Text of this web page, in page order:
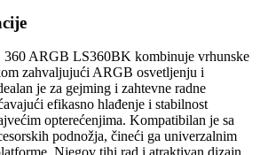
ARGB LS360BK kombinuje vrhunske
zahvaljujući ARGB osvetljenju i
je za gejming i zahtevne radne
efikasno hlađenje i stabilnost
opterećenjima. Kompatibilan je sa
podnožja, čineći ga univerzalnim